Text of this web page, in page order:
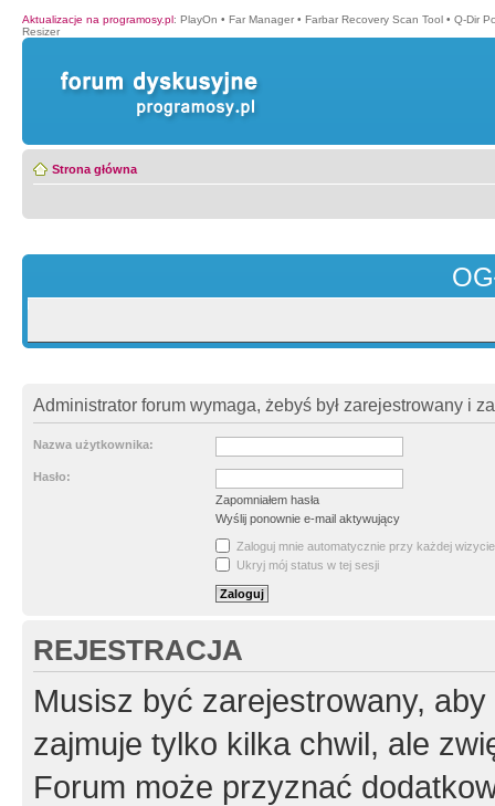
Aktualizacje na programosy.pl: PlayOn • Far Manager • Farbar Recovery Scan Tool • Q-Dir
Resizer
Strona główna
Administrator forum wymaga, żebyś był zarejestrowany i
Nazwa użytkownika:
Hasło:
Zapomniałem hasła
Wyślij ponownie e-mail aktywujący
Zaloguj mnie automatycznie przy każdej wizycie
Ukryj mój status w tej sesji
REJESTRACJA
Musisz być zarejestrowany,
zajmuje tylko kilka chwil, ale
Forum może przyznać